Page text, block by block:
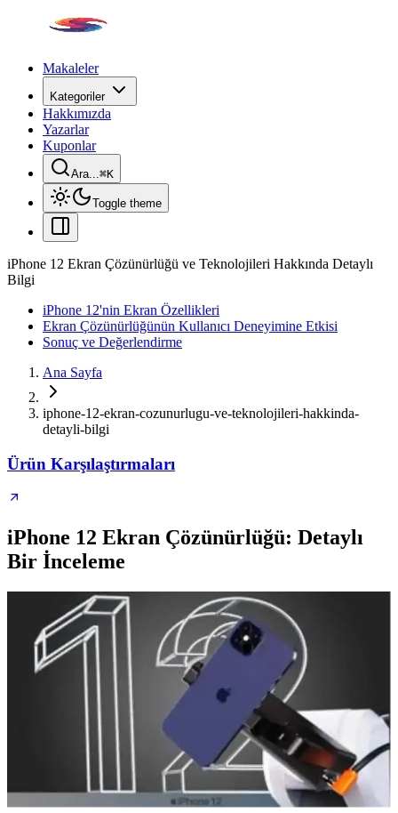
Makaleler
Kategoriler
Hakkımızda
Yazarlar
Kuponlar
Ara...⌘K
Toggle theme
iPhone 12 Ekran Çözünürlüğü ve Teknolojileri Hakkında Detaylı
Bilgi
iPhone 12'nin Ekran Özellikleri
Ekran Çözünürlüğünün Kullanıcı Deneyimine Etkisi
Sonuç ve Değerlendirme
Ana Sayfa
iphone-12-ekran-cozunurlugu-ve-teknolojileri-hakkinda-
detayli-bilgi
Ürün Karşılaştırmaları
iPhone 12 Ekran Çözünürlüğü: Detaylı
Bir İnceleme